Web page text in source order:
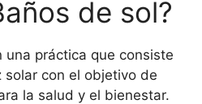
de sol?
una práctica que consiste
solar con el objetivo de
la salud y el bienestar.